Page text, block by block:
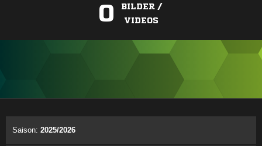
0
BILDER /
VIDEOS
Saison: 2025/2026